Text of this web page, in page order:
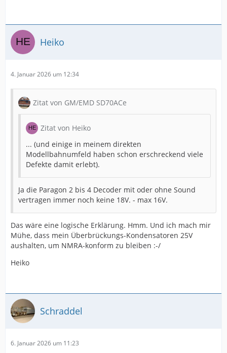
Heiko
4. Januar 2026 um 12:34
Zitat von GM/EMD SD70ACe
Zitat von Heiko
... (und einige in meinem direkten
Modellbahnumfeld haben schon erschreckend viele
Defekte damit erlebt).
Ja die Paragon 2 bis 4 Decoder mit oder ohne Sound
vertragen immer noch keine 18V. - max 16V.
Das wäre eine logische Erklärung. Hmm. Und ich mach mir
Mühe, dass mein Überbrückungs-Kondensatoren 25V
aushalten, um NMRA-konform zu bleiben :-/
Heiko
Schraddel
6. Januar 2026 um 11:23